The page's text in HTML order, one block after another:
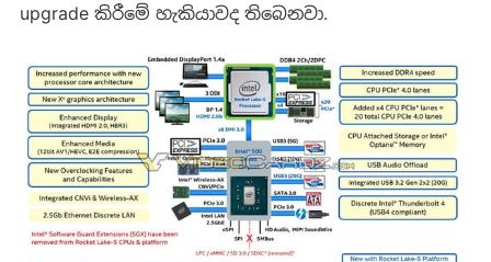
upgrade කිරීමේ හැකියාවද තිබෙනවා.